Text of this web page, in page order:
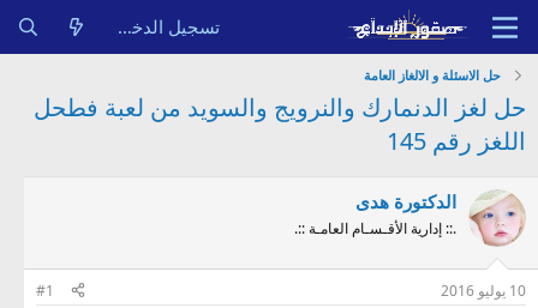
تسجيل الدخول
حل الاسئلة و الالغاز العامة
حل لغز الدنمارك والنرويج والسويد من لعبة فطحل
اللغز رقم 145
الدكتورة هدى
.:: إدارية الأقـسـام العامـة ::.
10 يوليو 2016 #1